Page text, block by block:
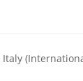
Italy